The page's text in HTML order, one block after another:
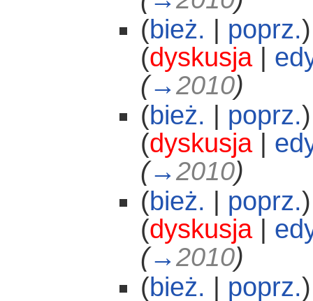
(bież. poprz.)
(dyskusja|
(→2010)
(bież. poprz.)
(dyskusja|
(→2010)
(bież. poprz.)
(dyskusja|
(→2010)
(bież. poprz.)